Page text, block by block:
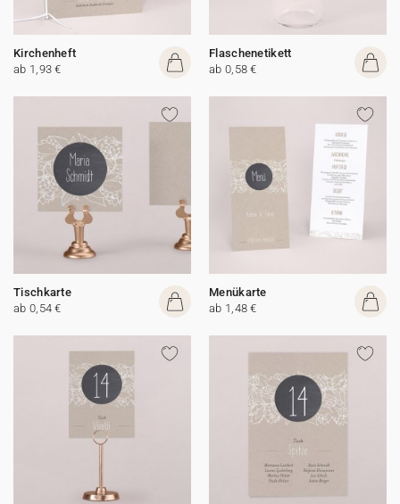
Kirchenheft
ab 1,93 €
Flaschenetikett
ab 0,58 €
Tischkarte
ab 0,54 €
Menükarte
ab 1,48 €